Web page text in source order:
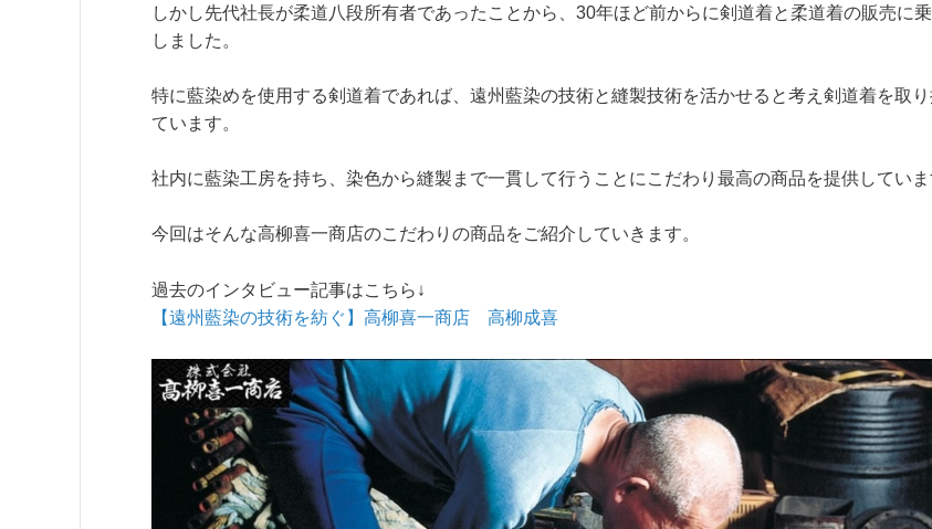
しかし先代社長が柔道八段所有者であったことから、30年ほど前からに剣道着と柔道着の販売に
しました。
特に藍染めを使用する剣道着であれば、遠州藍染の技術と縫製技術を活かせると考え剣道着を取り
ています。
社内に藍染工房を持ち、染色から縫製まで一貫して行うことにこだわり最高の商品を提供していま
今回はそんな高柳喜一商店のこだわりの商品をご紹介していきます。
過去のインタビュー記事はこちら↓
【遠州藍染の技術を紡ぐ】高柳喜一商店 高柳成喜